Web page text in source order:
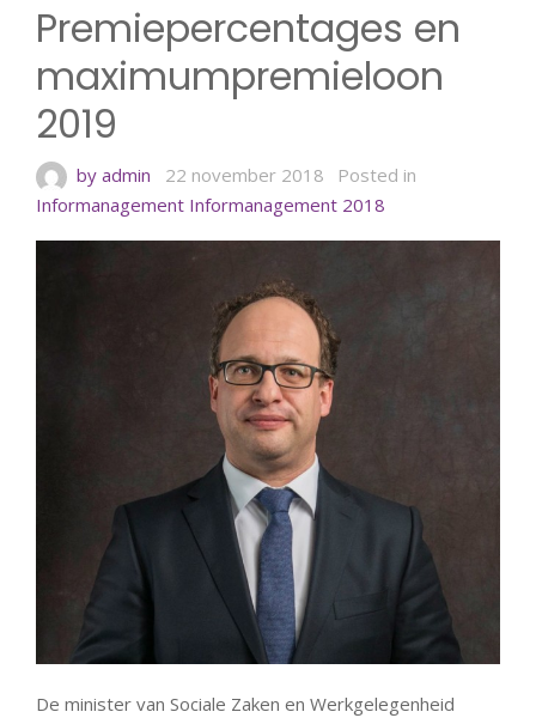
Premiepercentages en
maximumpremieloon
2019
by admin 22 november 2018
Posted in
Informanagement Informanagement 2018
De minister van Sociale Zaken en Werkgelegenheid